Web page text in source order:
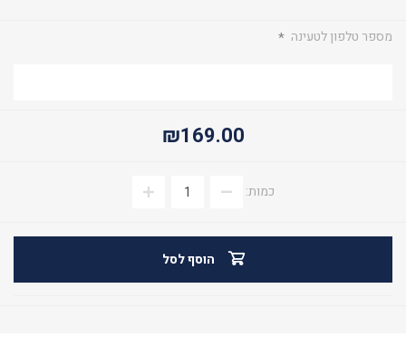
מספר טלפון לטעינה *
₪169.00
כמות:
הוסף לסל